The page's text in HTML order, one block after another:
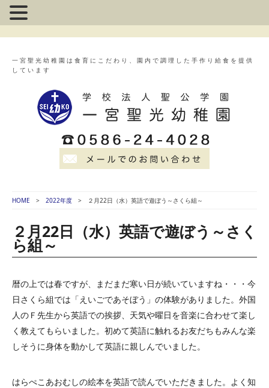
一宮聖光幼稚園は食育にこだわり、園内で調理した手作り給食を提供
しています
HOME 2022年度 ２月22日（水）英語で遊ぼう～さくら組～
２月22日（水）英語で遊ぼう～さく
ら組～
暦の上では春ですが、まだまだ寒い日が続いていますね・・・今
日さくら組では「えいごであそぼう」の体験がありました。外国
人のＦ先生から英語での挨拶、天気や曜日を音楽に合わせて楽し
く教えてもらいました。初めて英語に触れるお友だちもみんな楽
しそうに身体を動かして英語に親しんでいました。
はらぺこあおむしの絵本を英語で読んでいただきました。よく知